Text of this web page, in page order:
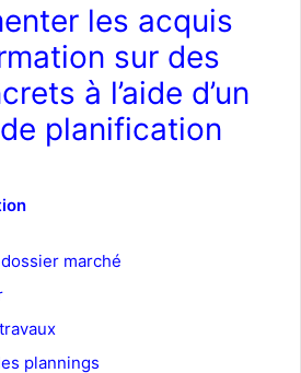
les acquis
sur des
à l’aide d’un
planification
marché
plannings